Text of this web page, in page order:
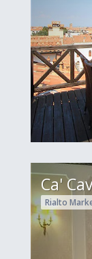
Ca'
Rialto